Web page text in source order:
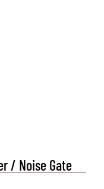
/ Noise Gate